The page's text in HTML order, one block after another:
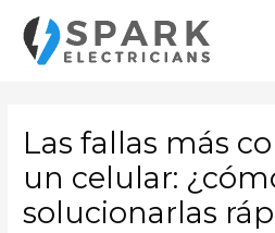
contenido
Las fallas más
un celular:
solucionarlas